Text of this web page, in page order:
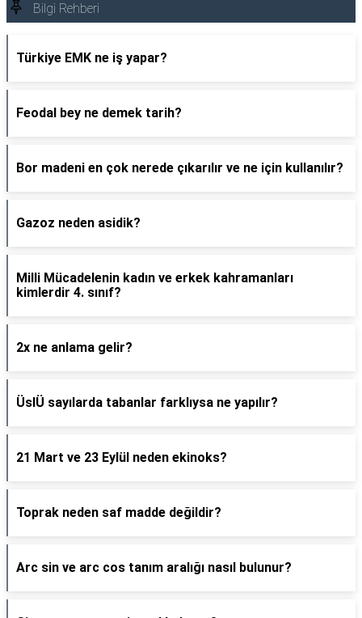
Bilgi Rehberi
Türkiye EMK ne iş yapar?
Feodal bey ne demek tarih?
Bor madeni en çok nerede çıkarılır ve ne için kullanılır?
Gazoz neden asidik?
Milli Mücadelenin kadın ve erkek kahramanları
kimlerdir 4. sınıf?
2x ne anlama gelir?
ÜslÜ sayılarda tabanlar farklıysa ne yapılır?
21 Mart ve 23 Eylül neden ekinoks?
Toprak neden saf madde değildir?
Arc sin ve arc cos tanım aralığı nasıl bulunur?